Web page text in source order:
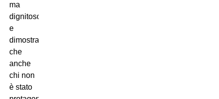
ma
dignitoso,
e
dimostra
che
anche
chi non
è stato